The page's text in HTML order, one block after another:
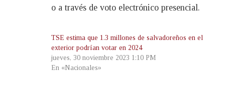
o a través de voto electrónico presencial.
TSE estima que 1.3 millones de salvadoreños en el
exterior podrían votar en 2024
jueves, 30 noviembre 2023 1:10 PM
En «Nacionales»